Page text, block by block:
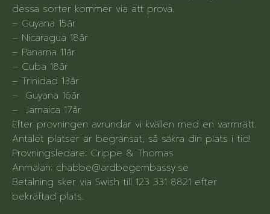
dessa sorter kommer via att prova.
– Guyana 15år
– Nicaragua 18år
– Panama 11år
– Cuba 18år
– Trinidad 13år
– Guyana 16år
– Jamaica 17år
Efter provningen avrundar vi kvällen med en varmrätt.
Antalet platser är begränsat, så säkra din plats i tid!
Provningsledare: Crippe & Thomas
Anmälan: chabbe@ardbegembassy.se
Betalning sker via Swish till 123 331 8821 efter
bekräftad plats.